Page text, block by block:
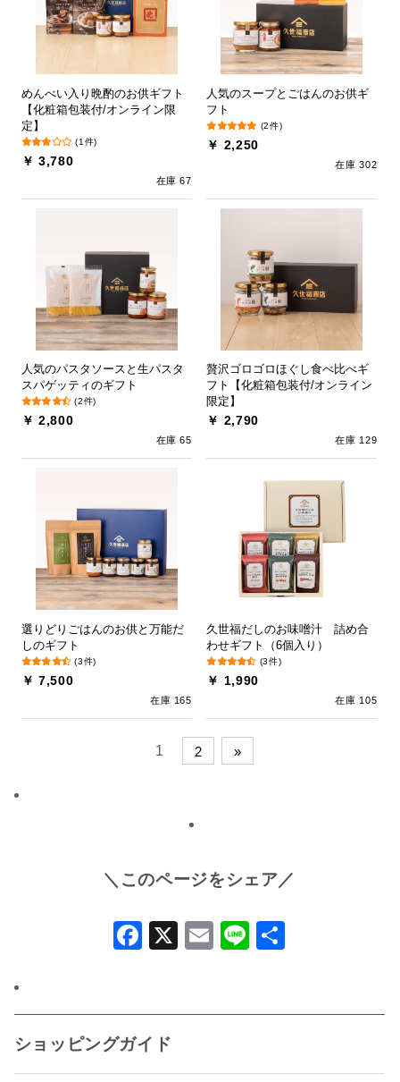
めんべい入り晩酌のお供ギフト
【化粧箱包装付/オンライン限
定】
(1件)
￥ 3,780
在庫 67
人気のスープとごはんのお供ギ
フト
(2件)
￥ 2,250
在庫 302
人気のパスタソースと生パスタ
スパゲッティのギフト
(2件)
￥ 2,800
在庫 65
贅沢ゴロゴロほぐし食べ比べギ
フト【化粧箱包装付/オンライン
限定】
￥ 2,790
在庫 129
選りどりごはんのお供と万能だ
しのギフト
(3件)
￥ 7,500
在庫 165
久世福だしのお味噌汁 詰め合
わせギフト（6個入り）
(3件)
￥ 1,990
在庫 105
1 2 »
＼このページをシェア／
Facebook
X Email
Line
ショッピングガイド